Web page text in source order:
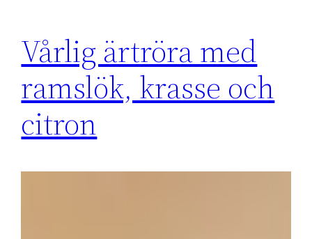
Vårlig ärtröra med
ramslök, krasse och
citron